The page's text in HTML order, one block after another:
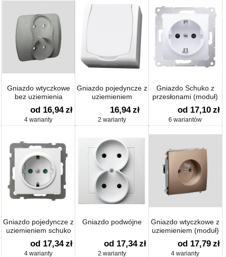
Gniazdo wtyczkowe
bez uziemienia
podwójne
od 16,94 zł
4 warianty
Gniazdo pojedyncze z
uziemieniem
16,94 zł
2 warianty
Gniazdo Schuko z
przesłonami (moduł)
16 A
od 17,10 zł
6 wariantów
Gniazdo pojedyncze z
uziemieniem schuko
od 17,34 zł
4 warianty
Gniazdo podwójne
od 17,34 zł
2 warianty
Gniazdo wtyczkowe z
uziemieniem (moduł)
od 17,79 zł
4 warianty